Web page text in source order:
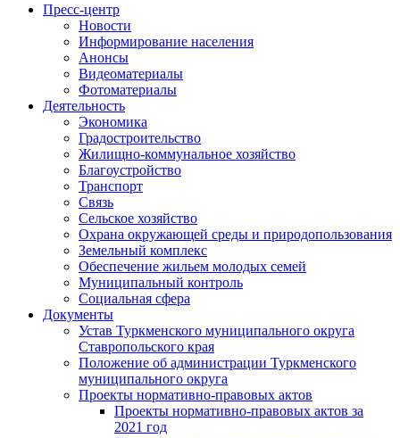
Пресс-центр
Новости
Информирование населения
Анонсы
Видеоматериалы
Фотоматериалы
Деятельность
Экономика
Градостроительство
Жилищно-коммунальное хозяйство
Благоустройство
Транспорт
Связь
Сельское хозяйство
Охрана окружающей среды и природопользования
Земельный комплекс
Обеспечение жильем молодых семей
Муниципальный контроль
Социальная сфера
Документы
Устав Туркменского муниципального округа
Ставропольского края
Положение об администрации Туркменского
муниципального округа
Проекты нормативно-правовых актов
Проекты нормативно-правовых актов за
2021 год